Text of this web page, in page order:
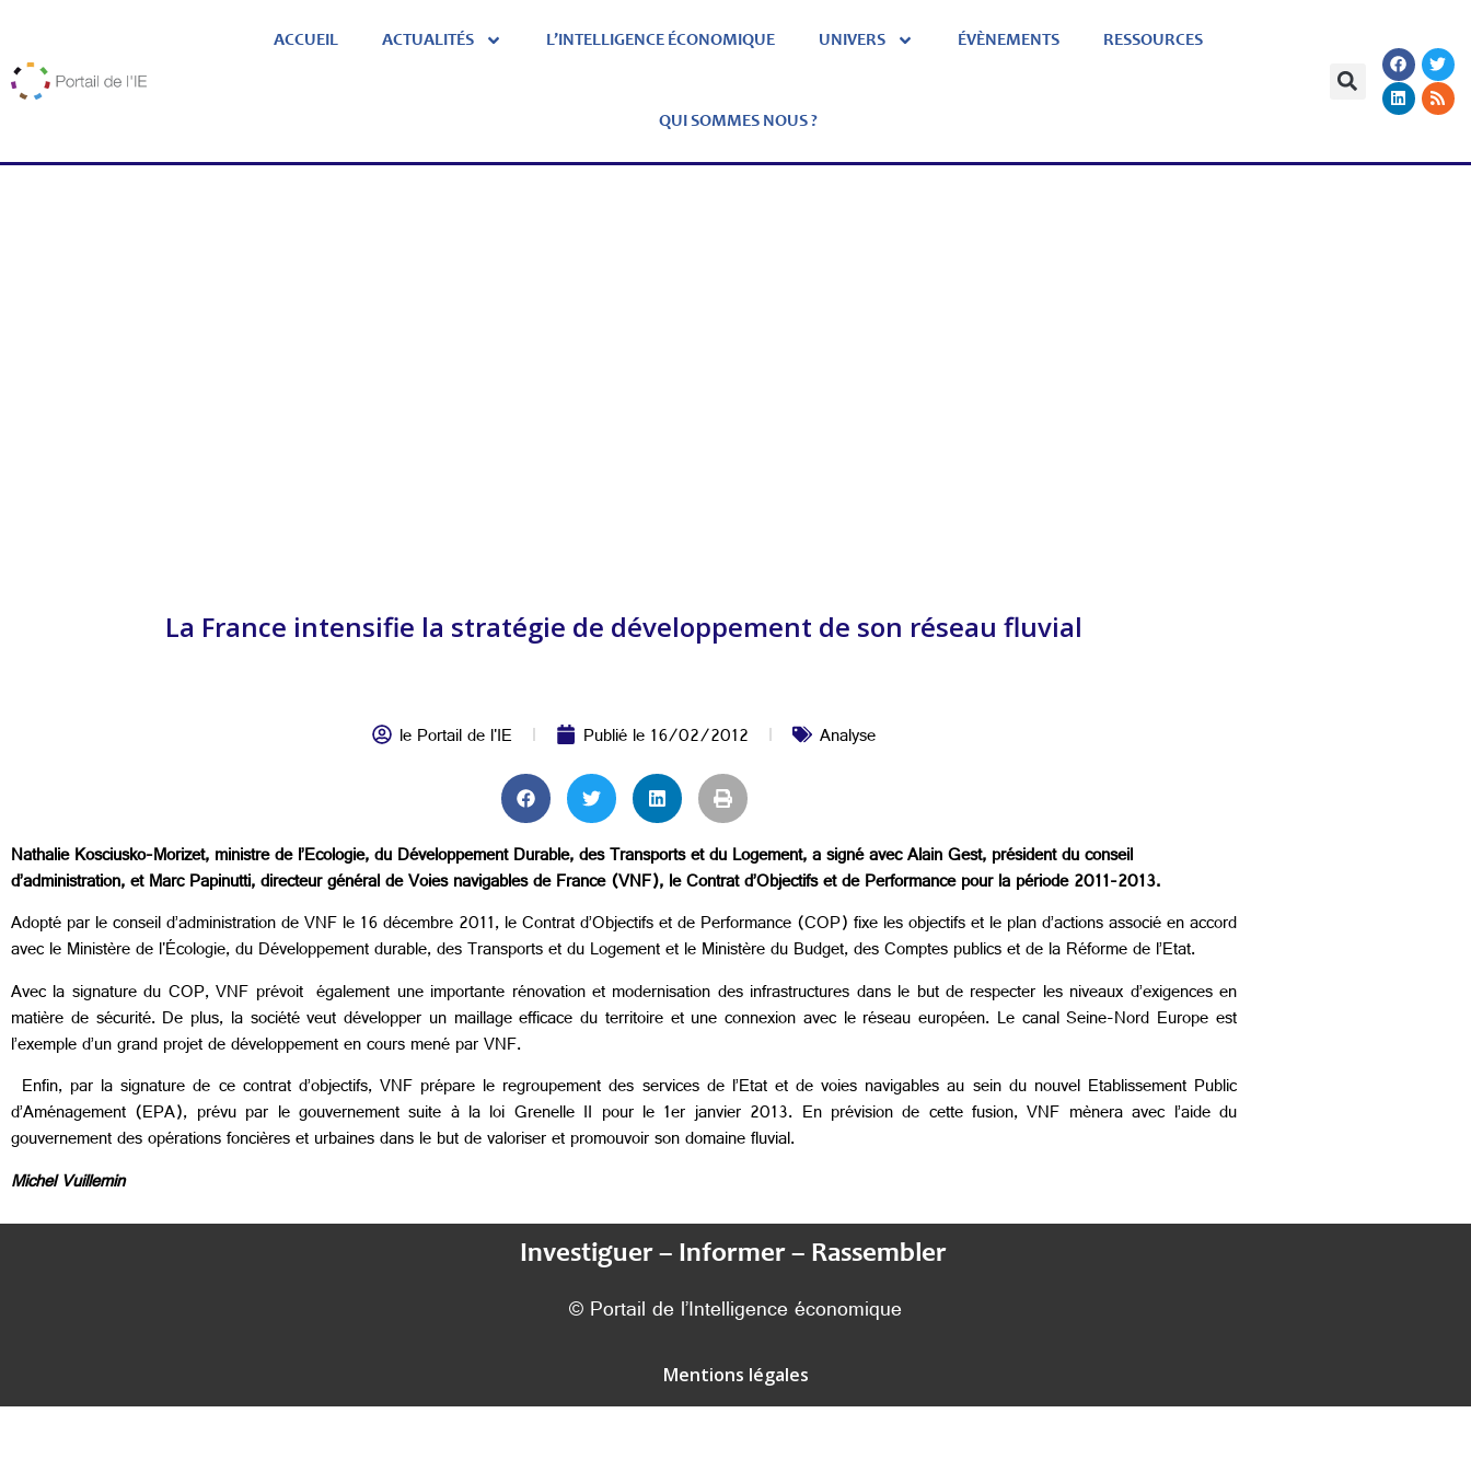
ACCUEIL ACTUALITÉS L’INTELLIGENCE ÉCONOMIQUE UNIVERS ÉVÈNEMENTS RESSOURCES
QUI SOMMES NOUS ?
La France intensifie la stratégie de développement de son réseau fluvial
le Portail de l'IE Publié le16/02/2012 Analyse
Nathalie Kosciusko-Morizet, ministre de l’Ecologie, du Développement Durable, des Transports et du Logement, a signé avec Alain Gest, président du conseil
d’administration, et Marc Papinutti, directeur général de Voies navigables de France (VNF), le Contrat d’Objectifs et de Performance pour la période 2011-2013.
Adopté par le conseil d’administration de VNF le 16 décembre 2011, le Contrat d’Objectifs et de Performance (COP) fixe les objectifs et le plan d’actions associé en accord
avec le Ministère de l'Écologie, du Développement durable, des Transports et du Logement et le Ministère du Budget, des Comptes publics et de la Réforme de l’Etat.
Avec la signature du COP, VNF prévoit également une importante rénovation et modernisation des infrastructures dans le but de respecter les niveaux d’exigences en
matière de sécurité. De plus, la société veut développer un maillage efficace du territoire et une connexion avec le réseau européen. Le canal Seine-Nord Europe est
l’exemple d’un grand projet de développement en cours mené par VNF.
Enfin, par la signature de ce contrat d’objectifs, VNF prépare le regroupement des services de l’Etat et de voies navigables au sein du nouvel Etablissement Public
d’Aménagement (EPA), prévu par le gouvernement suite à la loi Grenelle II pour le 1er janvier 2013. En prévision de cette fusion, VNF mènera avec l’aide du
gouvernement des opérations foncières et urbaines dans le but de valoriser et promouvoir son domaine fluvial.
Michel Vuillemin
Investiguer – Informer – Rassembler
© Portail de l’Intelligence économique
Mentions légales